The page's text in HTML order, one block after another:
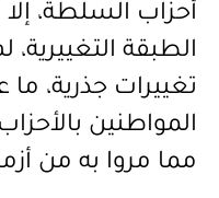
أحزاب السلطة،
الطبقة التغييرية،
تغييرات جذرية،
المواطنين
مما مروا به من